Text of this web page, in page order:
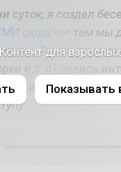
суток, я создал
сюда:<<< там мы
Также там
и т. д) делись
(и не только) , т.
для взрослых
Показывать